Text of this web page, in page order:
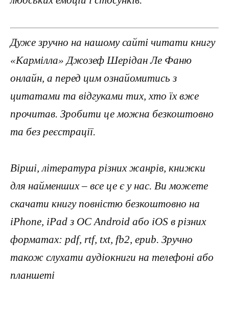
Дуже зручно на нашому сайті читати книгу
«Кармілла» Джозеф Шерідан Ле Фаню
онлайн, а перед цим ознайомитись з
цитатами та відгуками тих, хто їх вже
прочитав. Зробити це можна безкоштовно
та без реєстрації.
Вірші, література різних жанрів, книжки
для найменших – все це є у нас. Ви можете
скачати книгу повністю безкоштовно на
iPhone, iPad з ОС Android або iOS в різних
форматах: pdf, rtf, txt, fb2, epub. Зручно
також слухати аудіокниги на телефоні або
планшеті